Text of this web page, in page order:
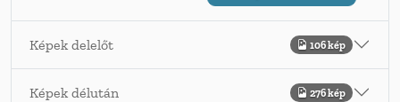
Képek delelőt 106 kép
Képek délután 276 kép